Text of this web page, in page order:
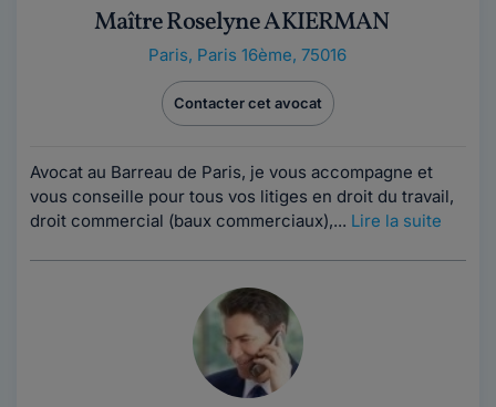
Maître Roselyne AKIERMAN
Paris, Paris 16ème, 75016
Contacter cet avocat
Avocat au Barreau de Paris, je vous accompagne et
vous conseille pour tous vos litiges en droit du travail,
droit commercial (baux commerciaux),... Lire la suite